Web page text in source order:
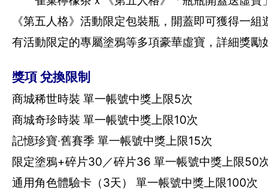
《第五人格》活動限定包裝瓶，開蓋即可獲得一
有活動限定的專屬塗鴉等多項豪華虛寶，詳細獎勵
獎項 兌換限制
商城稀世時裝 單一帳號中獎上限5次
商城奇珍時裝 單一帳號中獎上限10次
記憶珍寶‧舊賽季 單一帳號中獎上限15次
限定塗鴉+碎片30／碎片36 單一帳號中獎上限50
通用角色體驗卡（3天） 單一帳號中獎上限100次